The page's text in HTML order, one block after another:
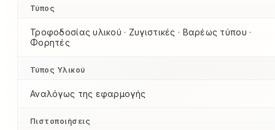
Τύπος
Τροφοδοσίας υλικού · Ζυγιστικές · Βαρέως τύπου ·
Φορητές
Τύπος Υλικού
Αναλόγως της εφαρμογής
Πιστοποιήσεις